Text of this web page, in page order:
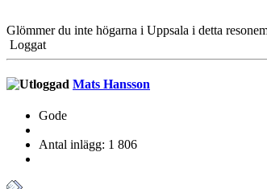
Glömmer du inte högarna i Uppsala i detta
Loggat
Mats Hansson
Gode
Antal inlägg: 1 806